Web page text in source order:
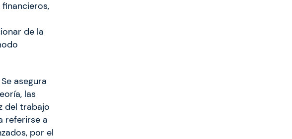
de la
Se asegura
las
del trabajo
referirse a
por el